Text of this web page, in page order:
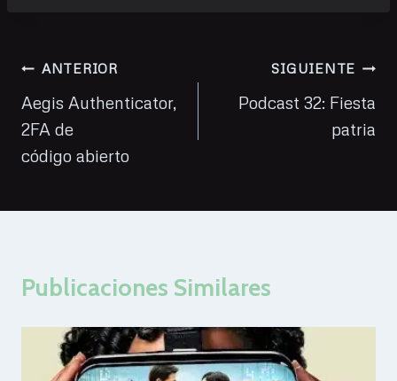
Navegación
de
entradas
ANTERIOR
Aegis Authenticator,
2FA de
código abierto
SIGUIENTE
Podcast 32: Fiesta
patria
Publicaciones Similares